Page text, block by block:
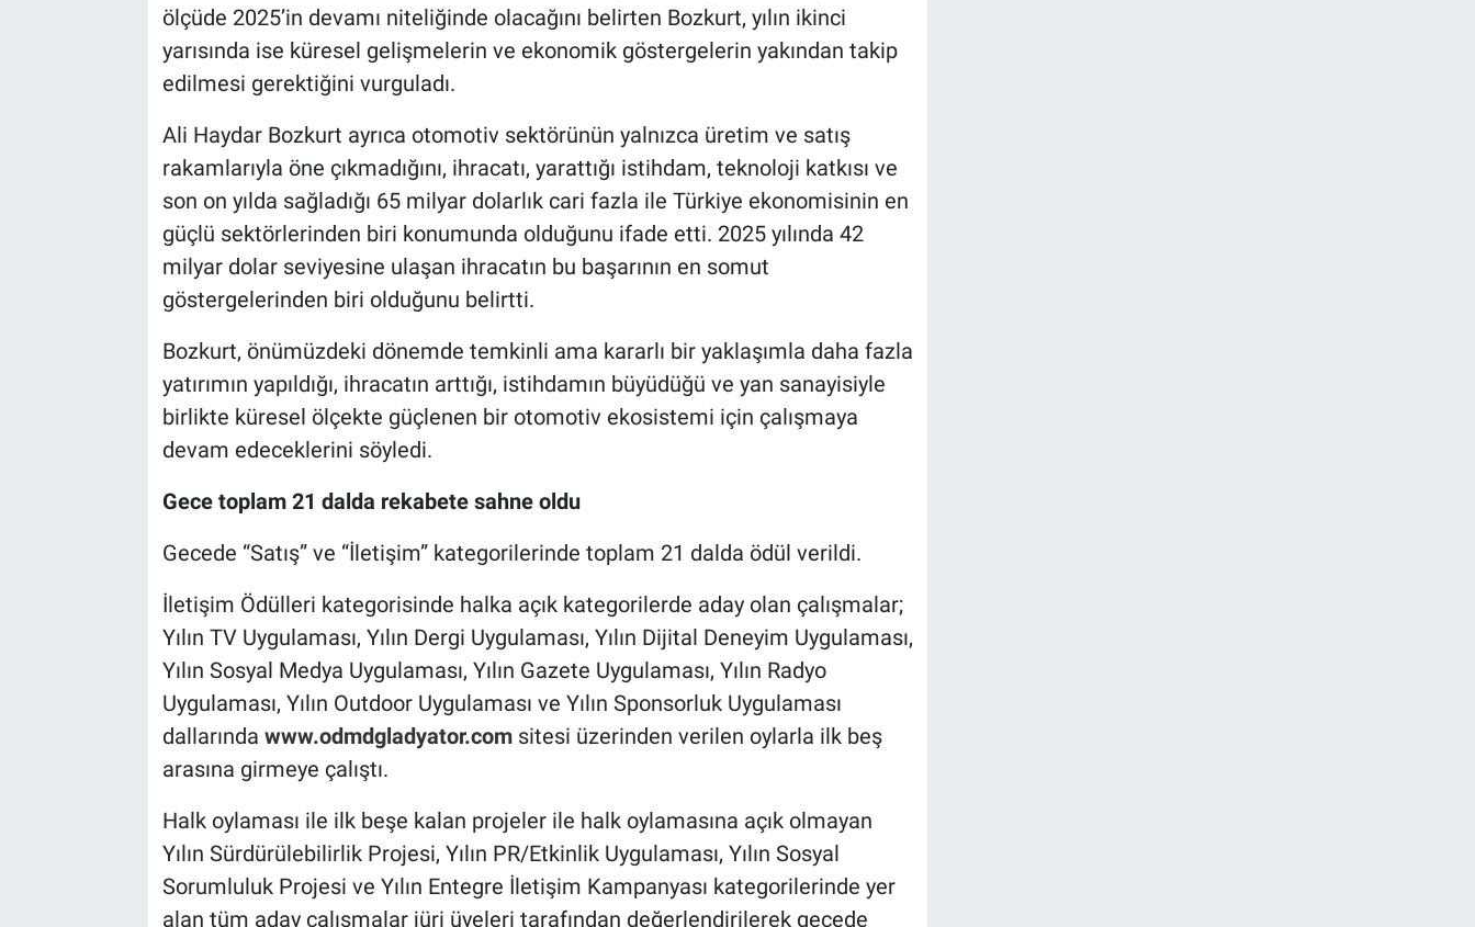
ölçüde 2025’in devamı niteliğinde olacağını belirten Bozkurt, yılın ikinci
yarısında ise küresel gelişmelerin ve ekonomik göstergelerin yakından takip
edilmesi gerektiğini vurguladı.
Ali Haydar Bozkurt ayrıca otomotiv sektörünün yalnızca üretim ve satış
rakamlarıyla öne çıkmadığını, ihracatı, yarattığı istihdam, teknoloji katkısı ve
son on yılda sağladığı 65 milyar dolarlık cari fazla ile Türkiye ekonomisinin en
güçlü sektörlerinden biri konumunda olduğunu ifade etti. 2025 yılında 42
milyar dolar seviyesine ulaşan ihracatın bu başarının en somut
göstergelerinden biri olduğunu belirtti.
Bozkurt, önümüzdeki dönemde temkinli ama kararlı bir yaklaşımla daha fazla
yatırımın yapıldığı, ihracatın arttığı, istihdamın büyüdüğü ve yan sanayisiyle
birlikte küresel ölçekte güçlenen bir otomotiv ekosistemi için çalışmaya
devam edeceklerini söyledi.
Gece toplam 21 dalda rekabete sahne oldu
Gecede “Satış” ve “İletişim” kategorilerinde toplam 21 dalda ödül verildi.
İletişim Ödülleri kategorisinde halka açık kategorilerde aday olan çalışmalar;
Yılın TV Uygulaması, Yılın Dergi Uygulaması, Yılın Dijital Deneyim Uygulaması,
Yılın Sosyal Medya Uygulaması, Yılın Gazete Uygulaması, Yılın Radyo
Uygulaması, Yılın Outdoor Uygulaması ve Yılın Sponsorluk Uygulaması
dallarında www.odmdgladyator.comsitesi üzerinden verilen oylarla ilk beş
arasına girmeye çalıştı.
Halk oylaması ile ilk beşe kalan projeler ile halk oylamasına açık olmayan
Yılın Sürdürülebilirlik Projesi, Yılın PR/Etkinlik Uygulaması, Yılın Sosyal
Sorumluluk Projesi ve Yılın Entegre İletişim Kampanyası kategorilerinde yer
alan tüm aday çalışmalar jüri üyeleri tarafından değerlendirilerek gecede